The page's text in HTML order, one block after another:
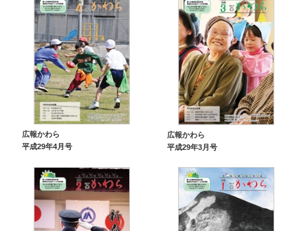
広報かわら
平成29年4月号
広報かわら
平成29年3月号